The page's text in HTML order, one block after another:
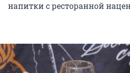
напитки с ресторанной